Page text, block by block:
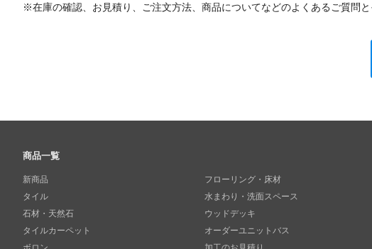
※在庫の確認、お見積り、ご注文方法、商品についてなどのよくあるご質問と
商品一覧
新商品
タイル
石材・天然石
タイルカーペット
フローリング・床材
水まわり・洗面スペース
ウッドデッキ
オーダーユニットバス